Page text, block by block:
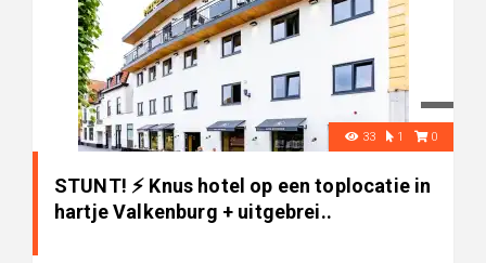
33 1 0
STUNT! ⚡ Knus hotel op een toplocatie in
hartje Valkenburg + uitgebrei..